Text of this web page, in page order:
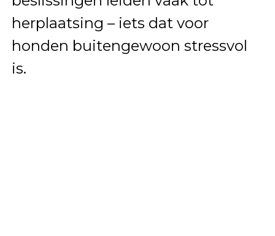
herplaatsing – iets dat voor
honden buitengewoon stressvol
is.